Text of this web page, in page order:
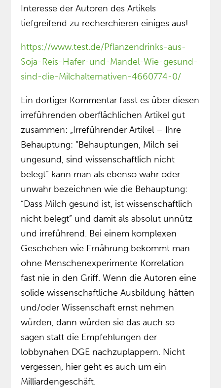
Interesse der Autoren des Artikels
tiefgreifend zu recherchieren einiges aus!
https://www.test.de/Pflanzendrinks-aus-
Soja-Reis-Hafer-und-Mandel-Wie-gesund-
sind-die-Milchalternativen-4660774-0/
Ein dortiger Kommentar fasst es über diesen
irreführenden oberflächlichen Artikel gut
zusammen: „Irreführender Artikel – Ihre
Behauptung: “Behauptungen, Milch sei
ungesund, sind wissenschaftlich nicht
belegt” kann man als ebenso wahr oder
unwahr bezeichnen wie die Behauptung:
“Dass Milch gesund ist, ist wissenschaftlich
nicht belegt” und damit als absolut unnütz
und irreführend. Bei einem komplexen
Geschehen wie Ernährung bekommt man
ohne Menschenexperimente Korrelation
fast nie in den Griff. Wenn die Autoren eine
solide wissenschaftliche Ausbildung hätten
und/oder Wissenschaft ernst nehmen
würden, dann würden sie das auch so
sagen statt die Empfehlungen der
lobbynahen DGE nachzuplappern. Nicht
vergessen, hier geht es auch um ein
Milliardengeschäft.